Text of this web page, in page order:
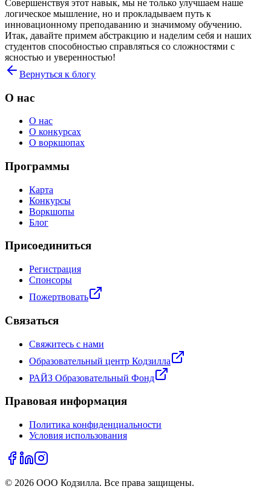
Совершенствуя этот навык, мы не только улучшаем наше
логическое мышление, но и прокладываем путь к
инновационному преподаванию и значимому обучению.
Итак, давайте примем абстракцию и наделим себя и наших
студентов способностью справляться со сложностями с
ясностью и уверенностью!
Вернуться к блогу
О нас
О нас
О конкурсах
О воркшопах
Программы
Карта
Конкурсы
Воркшопы
Блог
Присоединиться
Регистрация
Спонсоры
Пожертвовать
Связаться
Свяжитесь с нами
Образовательный центр Кодзилла
РАЙЗ Образовательный Фонд
Правовая информация
Политика конфиденциальности
Условия использования
© 2026 ООО Кодзилла. Все права защищены.